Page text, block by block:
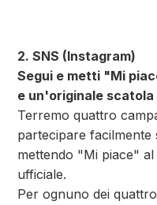
2. SNS (Instagram)
Segui e metti "Mi
e un'originale
Terremo quattro
partecipare facilmente
mettendo "Mi piace"
ufficiale.
Per ognuno dei